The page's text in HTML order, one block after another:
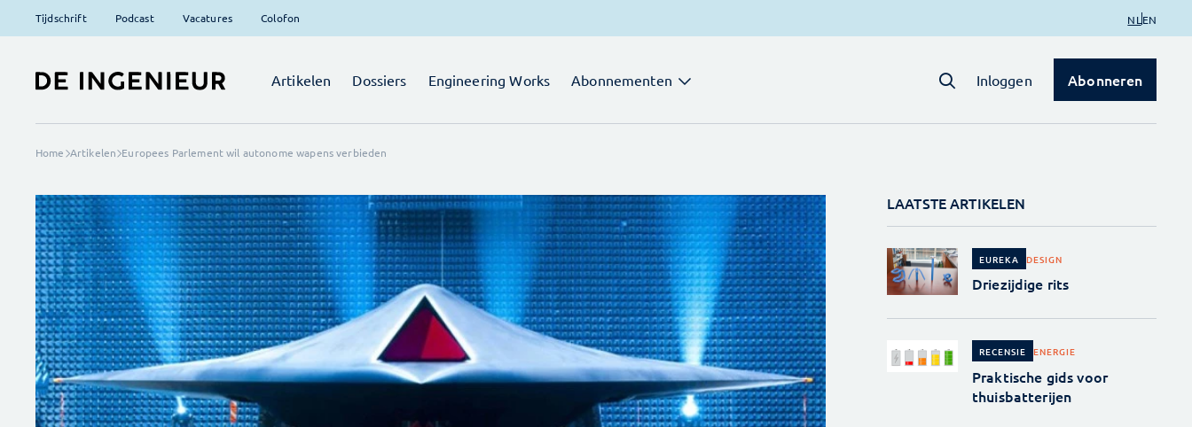
Tijdschrift Podcast Vacatures Colofon NL EN
Artikelen Dossiers Engineering Works Abonnementen Inloggen Abonneren
Home Artikelen Europees Parlement wil autonome wapens verbieden
LAATSTE ARTIKELEN
EUREKA DESIGN
Driezijdige rits
RECENSIE ENERGIE
Praktische gids voor
thuisbatterijen